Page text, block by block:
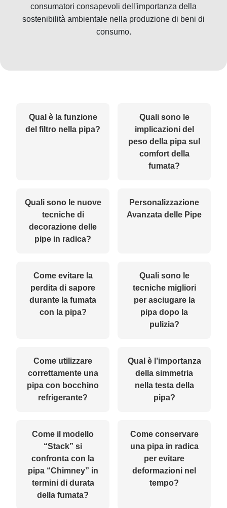
consumatori consapevoli dell'importanza della
sostenibilità ambientale nella produzione di beni di
consumo.
Qual è la funzione
del filtro nella pipa?
Quali sono le
implicazioni del
peso della pipa sul
comfort della
fumata?
Quali sono le nuove
tecniche di
decorazione delle
pipe in radica?
Personalizzazione
Avanzata delle Pipe
Come evitare la
perdita di sapore
durante la fumata
con la pipa?
Quali sono le
tecniche migliori
per asciugare la
pipa dopo la
pulizia?
Come utilizzare
correttamente una
pipa con bocchino
refrigerante?
Qual è l’importanza
della simmetria
nella testa della
pipa?
Come il modello
“Stack” si
confronta con la
pipa “Chimney” in
termini di durata
della fumata?
Come conservare
una pipa in radica
per evitare
deformazioni nel
tempo?